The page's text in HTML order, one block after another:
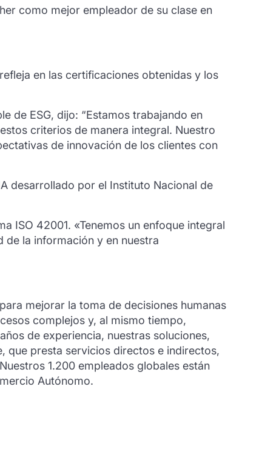
como mejor empleador de su clase en
en las certificaciones obtenidas y los
de ESG, dijo: “Estamos trabajando en
criterios de manera integral. Nuestro
de innovación de los clientes con
desarrollado por el Instituto Nacional de
ISO 42001. «Tenemos un enfoque integral
de la información y en nuestra
mejorar la toma de decisiones humanas
complejos y, al mismo tiempo,
de experiencia, nuestras soluciones,
que presta servicios directos e indirectos,
1.200 empleados globales están
Autónomo.